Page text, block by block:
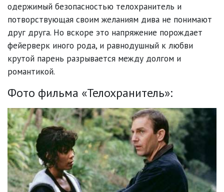
одержимый безопасностью телохранитель и
потворствующая своим желаниям дива не понимают
друг друга. Но вскоре это напряжение порождает
фейерверк иного рода, и равнодушный к любви
крутой парень разрывается между долгом и
романтикой.
Фото фильма «Телохранитель»: